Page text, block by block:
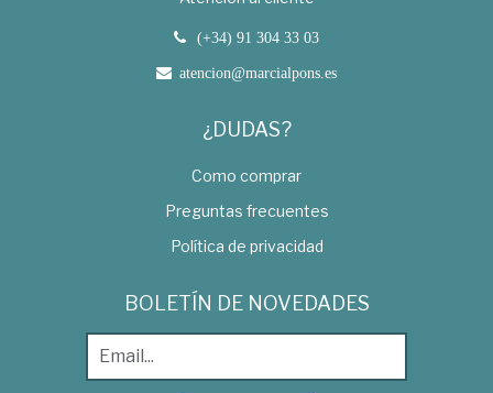
(+34) 91 304 33 03
atencion@marcialpons.es
¿DUDAS?
Como comprar
Preguntas frecuentes
Política de privacidad
BOLETÍN DE NOVEDADES